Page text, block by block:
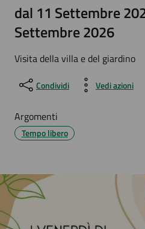
dal 11 Settembre
Settembre 2026
Visita della villa e del giardino
Condividi Vedi azioni
Argomenti
Tempo libero